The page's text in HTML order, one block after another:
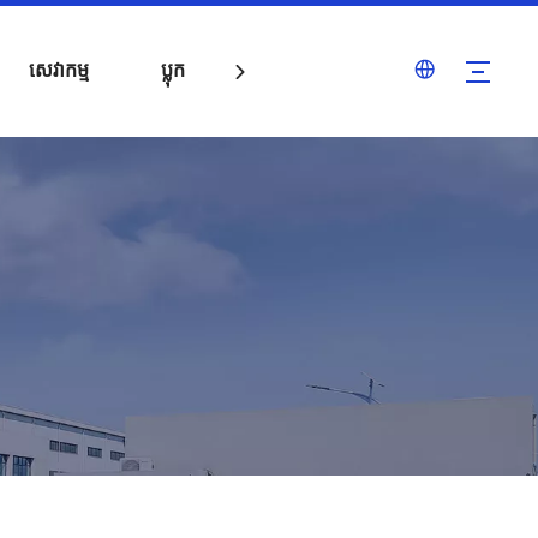
សេវាកម្ម ប្លុក